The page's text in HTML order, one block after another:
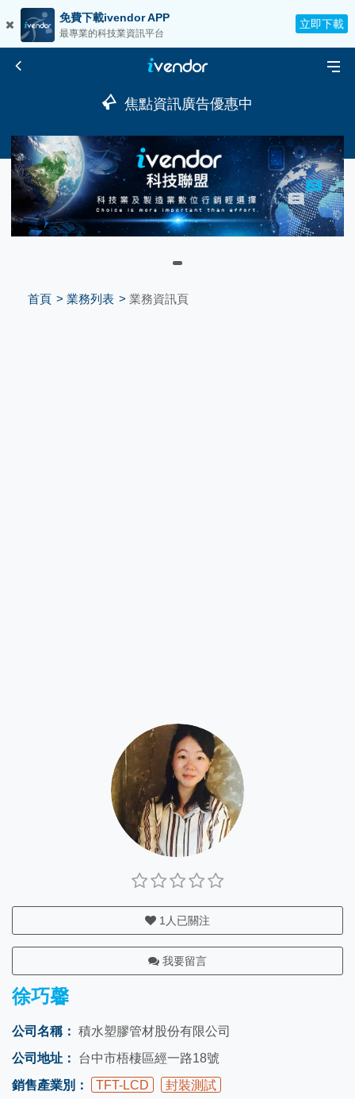
免費下載ivendor APP
最專業的科技業資訊平台
立即下載
焦點資訊廣告優惠中
首頁 業務列表 業務資訊頁
1 人已關注
我要留言
徐巧馨
公司名稱： 積水塑膠管材股份有限公司
公司地址：
台中市梧棲區經一路18號
銷售產業別：
TFT-LCD 封裝測試